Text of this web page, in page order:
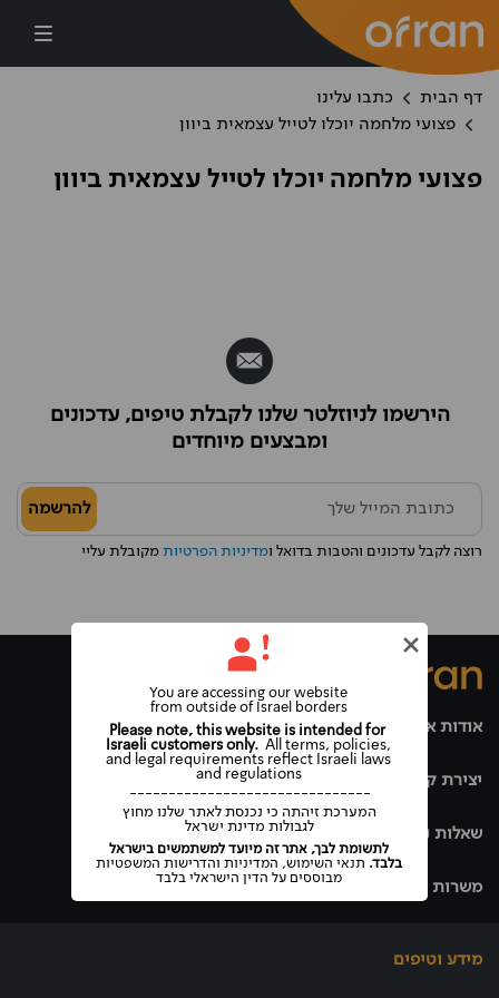
דף הבית
כתבו עלינו
פצועי מלחמה יוכלו לטייל עצמאית ביוון
פצועי מלחמה יוכלו לטייל עצמאית ביוון
הירשמו לניוזלטר שלנו לקבלת טיפים, עדכונים
ומבצעים מיוחדים
רוצה לקבל עדכונים והטבות בדואל ומדיניות הפרטיות מקובלת עליי
להרשמה
אודות אופרן
יצירת קשר
שאלות נפוצות
משרות באופרן
מידע וטיפים
Please note, this website is intended for
Israeli customers only.All terms, policies,
and legal requirements reflect Israeli laws
and regulations
-------------------------------
המערכת זיהתה כי נכנסת לאתר שלנו מחוץ
לגבולות מדינת ישראל
You are accessing our website
from outside of Israel borders
לתשומת לבך, אתר זה מיועד למשתמשים בישראל
בלבד. תנאי השימוש, המדיניות והדרישות המשפטיות
מבוססים על הדין הישראלי בלבד